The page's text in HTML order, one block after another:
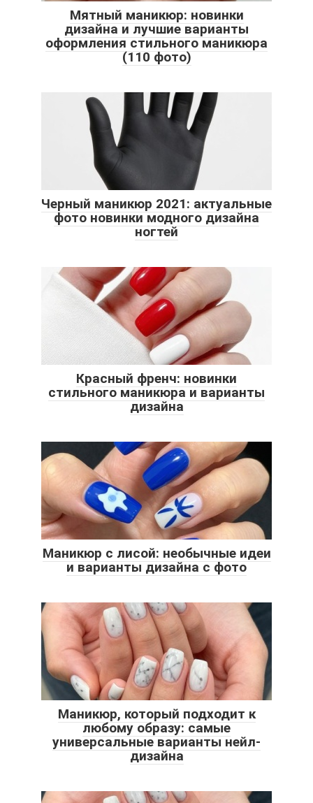
Мятный маникюр: новинки
дизайна и лучшие варианты
оформления стильного маникюра
(110 фото)
Черный маникюр 2021: актуальные
фото новинки модного дизайна
ногтей
Красный френч: новинки
стильного маникюра и варианты
дизайна
Маникюр с лисой: необычные идеи
и варианты дизайна с фото
Маникюр, который подходит к
любому образу: самые
универсальные варианты нейл-
дизайна